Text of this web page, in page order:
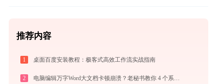
推荐内容
1 桌面百度安装教程：极客式高效工作流实战指南
2